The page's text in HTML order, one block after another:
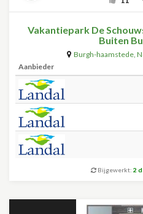
Vakantiepark De
Buiten
Burgh-haamstede,
Aanbieder
Bijgewerkt: 2